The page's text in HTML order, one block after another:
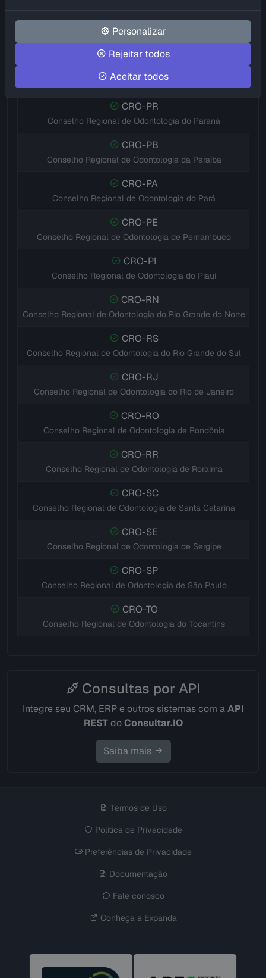
CRO-MS
Conselho Regional de Odontologia de Mato Grosso do Sul
Conselho Regional de Odontologia de Minas Gerais
CRO-PR
Conselho Regional de Odontologia do Paraná
CRO-PB
Conselho Regional de Odontologia da Paraíba
CRO-PA
Conselho Regional de Odontologia do Pará
CRO-PE
Conselho Regional de Odontologia de Pernambuco
CRO-PI
Conselho Regional de Odontologia do Piauí
CRO-RN
Conselho Regional de Odontologia do Rio Grande do Norte
CRO-RS
Conselho Regional de Odontologia do Rio Grande do Sul
CRO-RJ
Conselho Regional de Odontologia do Rio de Janeiro
CRO-RO
Conselho Regional de Odontologia de Rondônia
CRO-RR
Conselho Regional de Odontologia de Roraima
CRO-SC
Conselho Regional de Odontologia de Santa Catarina
CRO-SE
Conselho Regional de Odontologia de Sergipe
CRO-SP
Conselho Regional de Odontologia de São Paulo
CRO-TO
Conselho Regional de Odontologia do Tocantins
Consultas por API
Integre seu CRM, ERP e outros sistemas com aAPI
RESTdoConsultar.IO
Saiba mais
Termos de Uso
Política de Privacidade
Preferências de Privacidade
Documentação
Fale conosco
Conheça a Expanda
Personalizar
Rejeitar todos
Aceitar todos